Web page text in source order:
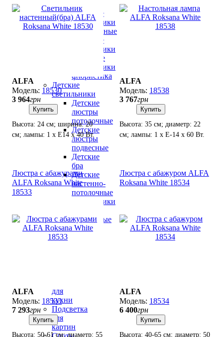
точечные
светильники
Хрустальные
точечные
светильники
Точечные
светильники
флористика
Детские
светильники
Детские
люстры
потолочные
Детские
люстры
подвесные
Детские
бра
Детские
настенно-
потолочные
светильники
настольные
лампы
для
кухни
Подсветка
для
картин
ALFA
18530
3 964грн
Купить
Высота: 24 см; ширина: 20
см; лампы: 1 х Е14 х 40 Вт.
ALFA
18538
3 767грн
Купить
Высота: 35 см; диаметр: 22
см; лампы: 1 х Е-14 х 60 Вт.
Люстра с абажурами
ALFA Roksana White
18533
ALFA
18533
7 293грн
Купить
Высота: 50-61 см; диаметр: 55
Люстра с абажуром ALFA
Roksana White 18534
ALFA
18534
6 400грн
Купить
Высота: 40-65 см; диаметр: 50